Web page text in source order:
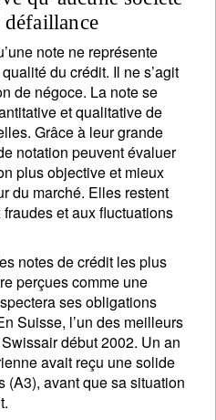
défaillance
note ne représente
du crédit. Il ne s’agit
de négoce. La note se
et qualitative de
Grâce à leur grande
notation peuvent évaluer
plus objective et mieux
du marché. Elles restent
et aux fluctuations
notes de crédit les plus
perçues comme une
ses obligations
Suisse, l’un des meilleurs
début 2002. Un an
avait reçu une solide
(A3), avant que sa situation